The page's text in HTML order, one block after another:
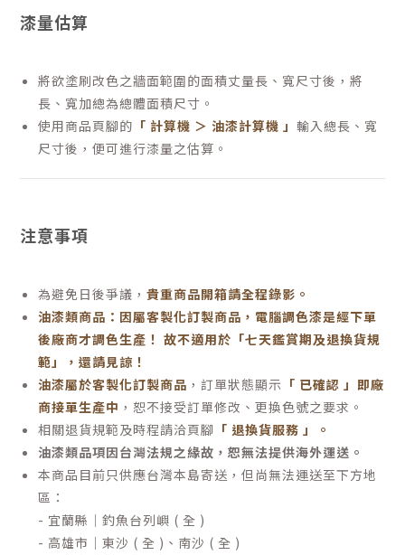
漆量估算
將欲塗刷改色之牆面範圍的面積丈量長、寬尺寸後，將
長、寬加總為總體面積尺寸。
使用商品頁腳的 「 計算機 ＞ 油漆計算機 」 輸入總長、寬
尺寸後，便可進行漆量之估算。
注意事項
為避免日後爭議， 貴重商品開箱請全程錄影。
油漆類商品：因屬客製化訂製商品，電腦調色漆是經下單
後廠商才調色生產！ 故不適用於「七天鑑賞期及退換貨規
範」，還請見諒！
油漆屬於客製化訂製商品 ，訂單狀態顯示 「 已確認 」即廠
商接單生產中 ，恕不接受訂單修改、更換色號之要求。
相關退貨規範及時程請洽頁腳 「 退換貨服務 」
。
油漆類品項因台灣法規之緣故，恕無法提供海外運送。
本商品目前只供應台灣本島寄送，但尚無法運送至下方地
區：
- 宜蘭縣｜釣魚台列嶼 ( 全 )
- 高雄市｜東沙 ( 全 )、南沙 ( 全 )